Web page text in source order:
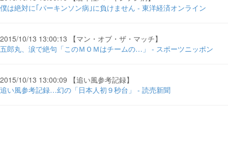
僕は絶対に｢パーキンソン病｣に負けません - 東洋経済オンライン
2015/10/13 13:00:13 【マン・オブ・ザ・マッチ】
五郎丸、涙で絶句「このＭＯＭはチームの…」 - スポーツニッポン
2015/10/13 13:00:09 【追い風参考記録】
追い風参考記録…幻の「日本人初９秒台」 - 読売新聞